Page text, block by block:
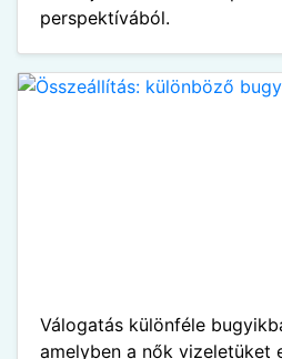
perspektívából.
Válogatás különféle
amelyben a nők vizeletüket